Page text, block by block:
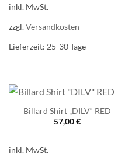
inkl. MwSt.
zzgl.Versandkosten
Lieferzeit: 25-30 Tage
Billard Shirt „DILV“ RED
57,00€
inkl. MwSt.